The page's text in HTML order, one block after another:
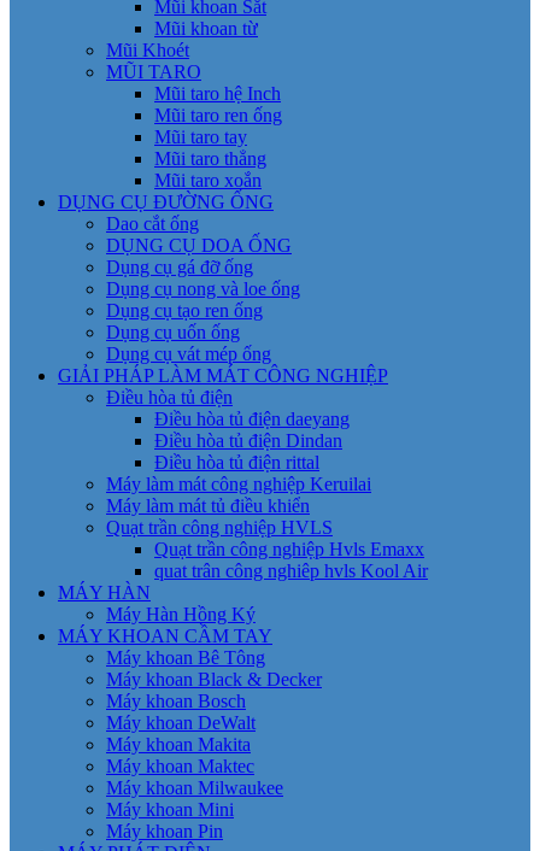
Mũi khoan Sắt
Mũi khoan từ
Mũi Khoét
MŨI TARO
Mũi taro hệ Inch
Mũi taro ren ống
Mũi taro tay
Mũi taro thẳng
Mũi taro xoắn
DỤNG CỤ ĐƯỜNG ỐNG
Dao cắt ống
DỤNG CỤ DOA ỐNG
Dụng cụ gá đỡ ống
Dụng cụ nong và loe ống
Dụng cụ tạo ren ống
Dụng cụ uốn ống
Dụng cụ vát mép ống
GIẢI PHÁP LÀM MÁT CÔNG NGHIỆP
Điều hòa tủ điện
Điều hòa tủ điện daeyang
Điều hòa tủ điện Dindan
Điều hòa tủ điện rittal
Máy làm mát công nghiệp Keruilai
Máy làm mát tủ điều khiển
Quạt trần công nghiệp HVLS
Quạt trần công nghiệp Hvls Emaxx
quat trân công nghiêp hvls Kool Air
MÁY HÀN
Máy Hàn Hồng Ký
MÁY KHOAN CẦM TAY
Máy khoan Bê Tông
Máy khoan Black & Decker
Máy khoan Bosch
Máy khoan DeWalt
Máy khoan Makita
Máy khoan Maktec
Máy khoan Milwaukee
Máy khoan Mini
Máy khoan Pin